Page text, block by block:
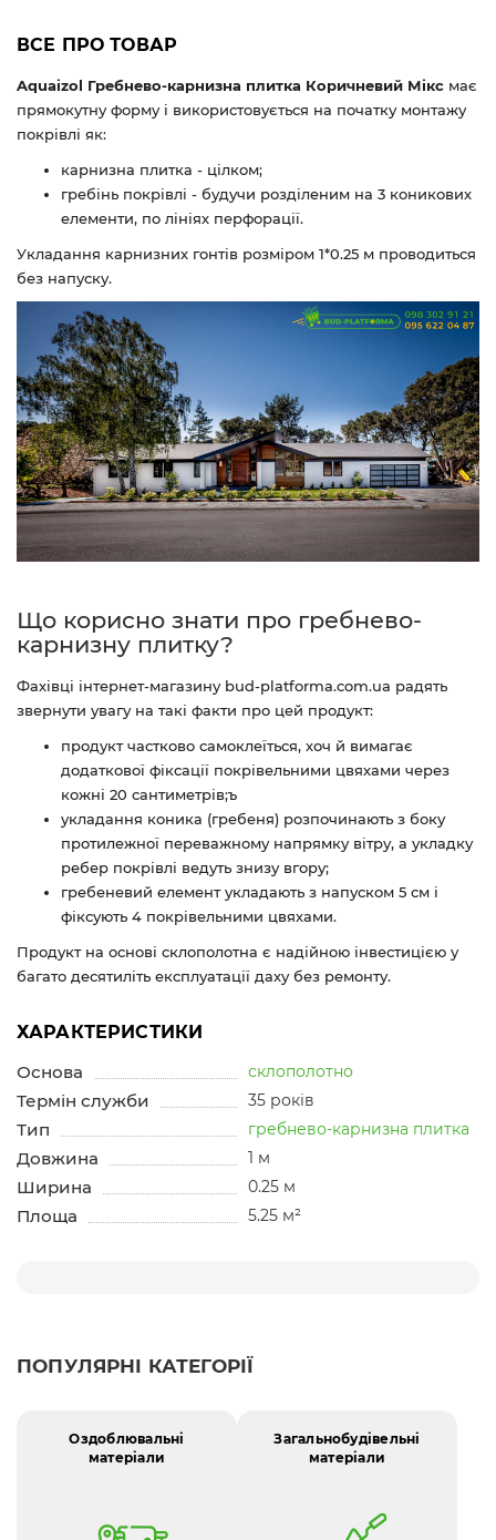
ВСЕ ПРО ТОВАР
Aquaizol Гребнево-карнизна плитка Коричневий Мікс має
прямокутну форму і використовується на початку монтажу
покрівлі як:
карнизна плитка - цілком;
гребінь покрівлі - будучи розділеним на 3 коникових
елементи, по лініях перфорації.
Укладання карнизних гонтів розміром 1*0.25 м проводиться
без напуску.
Що корисно знати про гребнево-
карнизну плитку?
Фахівці інтернет-магазину bud-platforma.com.ua радять
звернути увагу на такі факти про цей продукт:
продукт частково самоклеїться, хоч й вимагає
додаткової фіксації покрівельними цвяхами через
кожні 20 сантиметрів;ъ
укладання коника (гребеня) розпочинають з боку
протилежної переважному напрямку вітру, а укладку
ребер покрівлі ведуть знизу вгору;
гребеневий елемент укладають з напуском 5 см і
фіксують 4 покрівельними цвяхами.
Продукт на основі склополотна є надійною інвестицією у
багато десятиліть експлуатації даху без ремонту.
ХАРАКТЕРИСТИКИ
Основа
склополотно
Термін служби 35 років
Тип гребнево-карнизна плитка
Довжина 1 м
Ширина 0.25 м
Площа 5.25 м²
ПОПУЛЯРНІ КАТЕГОРІЇ
Оздоблювальні
матеріали
Загальнобудівельні
матеріали